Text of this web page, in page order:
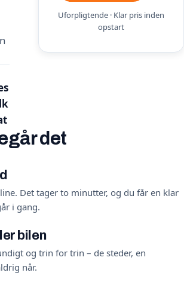
Uforpligtende · Klar pris inden
opstart
det
Det tager to minutter, og du får en klar
i gang.
bilen
og trin for trin – de steder, en
når.